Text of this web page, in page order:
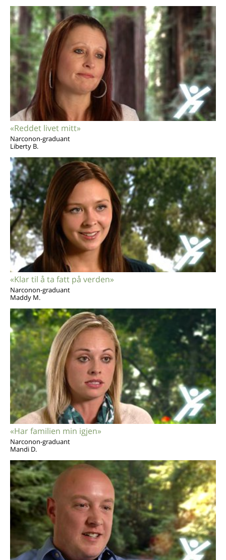
«Reddet livet mitt»
Narconon-graduant
Liberty B.
«Klar til å ta fatt på verden»
Narconon-graduant
Maddy M.
«Har familien min igjen»
Narconon-graduant
Mandi D.